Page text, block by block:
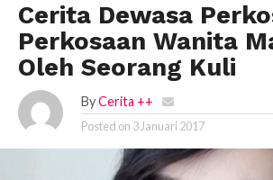
Cerita Dewasa
Perkosaan Wanita
Oleh Seorang Kuli
By Cerita ++
Posted on 3 Januari 2017